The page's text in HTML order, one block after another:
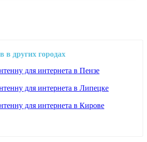
в других городах
для интернета в Пензе
для интернета в Липецке
для интернета в Кирове